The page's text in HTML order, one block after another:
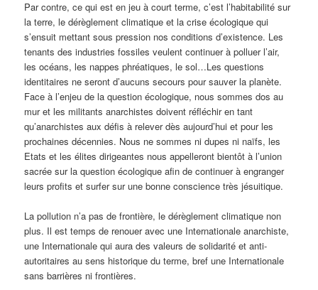
Par contre, ce qui est en jeu à court terme, c’est l’habitabilité sur
la terre, le dérèglement climatique et la crise écologique qui
s’ensuit mettant sous pression nos conditions d’existence. Les
tenants des industries fossiles veulent continuer à polluer l’air,
les océans, les nappes phréatiques, le sol…Les questions
identitaires ne seront d’aucuns secours pour sauver la planète.
Face à l’enjeu de la question écologique, nous sommes dos au
mur et les militants anarchistes doivent réfléchir en tant
qu’anarchistes aux défis à relever dès aujourd’hui et pour les
prochaines décennies. Nous ne sommes ni dupes ni naïfs, les
Etats et les élites dirigeantes nous appelleront bientôt à l’union
sacrée sur la question écologique afin de continuer à engranger
leurs profits et surfer sur une bonne conscience très jésuitique.
La pollution n’a pas de frontière, le dérèglement climatique non
plus. Il est temps de renouer avec une Internationale anarchiste,
une Internationale qui aura des valeurs de solidarité et anti-
autoritaires au sens historique du terme, bref une Internationale
sans barrières ni frontières.